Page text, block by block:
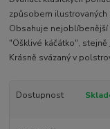
způsobem
Obsahuje nejoblíbenější
"Ošklivé káčátko",
Krásně svázaný v
Dostupnost